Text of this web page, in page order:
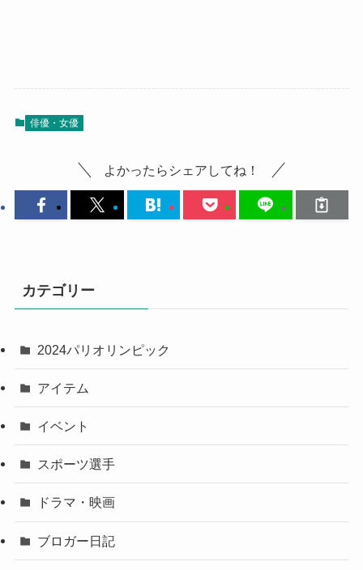
俳優・女優
よかったらシェアしてね！
カテゴリー
2024パリオリンピック
アイテム
イベント
スポーツ選手
ドラマ・映画
ブロガー日記